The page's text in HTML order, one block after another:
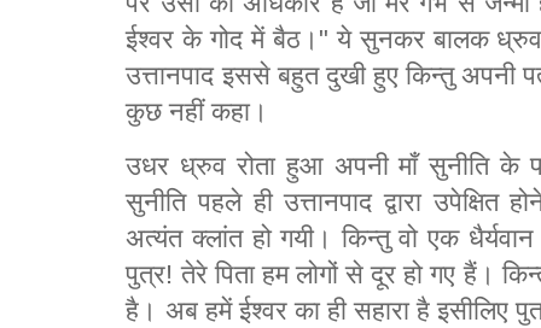
ईश्वर के गोद में बैठ।" ये सुनकर बालक ध्रुव
उत्तानपाद इससे बहुत दुखी हुए किन्तु
कुछ नहीं कहा।
उधर ध्रुव रोता हुआ अपनी माँ सुनीति
सुनीति पहले ही उत्तानपाद द्वारा
अत्यंत क्लांत हो गयी। किन्तु वो एक
पुत्र! तेरे पिता हम लोगों से दूर हो गए हैं।
है। अब हमें ईश्वर का ही सहारा है इसीलिए